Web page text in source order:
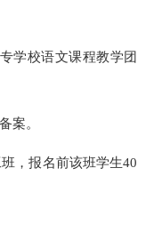
学校语文课程教学团
案。
，报名前该班学生40